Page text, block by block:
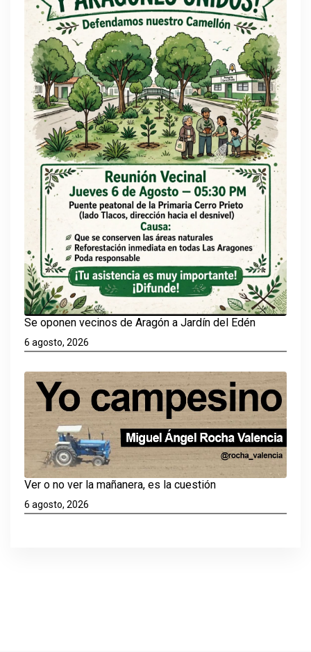
Se oponen vecinos de Aragón a Jardín del Edén
6 agosto, 2026
Ver o no ver la mañanera, es la cuestión
6 agosto, 2026